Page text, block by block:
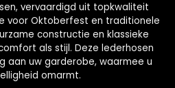
vervaardigd uit topkwaliteit
voor Oktoberfest en traditionele
constructie en klassieke
als stijl. Deze lederhosen
aan uw garderobe, waarmee u
omarmt.